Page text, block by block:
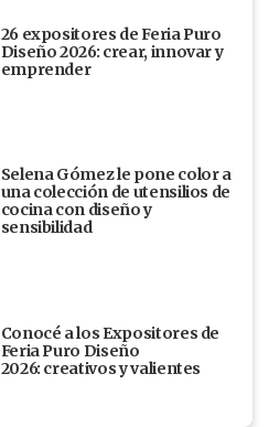
26 expositores de Feria Puro
Diseño 2026: crear, innovar y
emprender
Selena Gómez le pone color a
una colección de utensilios de
cocina con diseño y
sensibilidad
Conocé a los Expositores de
Feria Puro Diseño
2026: creativos y valientes